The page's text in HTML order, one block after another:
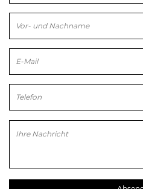
Bitte lasse dieses Feld leer.